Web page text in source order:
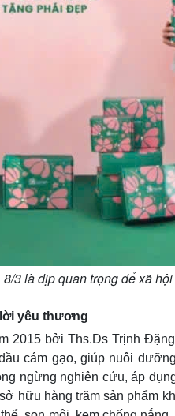
8/3 là dịp quan trọng để xã
lời yêu thương
2015 bởi Ths.Ds Trịnh
cám gạo, giúp nuôi
ngừng nghiên cứu, áp
hữu hàng trăm sản phẩm